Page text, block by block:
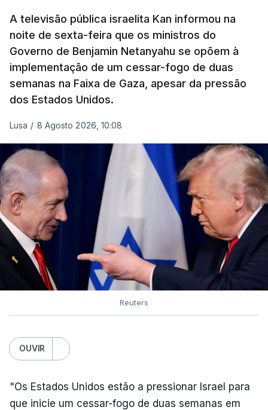
A televisão pública israelita Kan informou na
noite de sexta-feira que os ministros do
Governo de Benjamin Netanyahu se opõem à
implementação de um cessar-fogo de duas
semanas na Faixa de Gaza, apesar da pressão
dos Estados Unidos.
Lusa / 8 Agosto 2026, 10:08
Reuters
OUVIR
"Os Estados Unidos estão a pressionar Israel para
que inicie um cessar-fogo de duas semanas em